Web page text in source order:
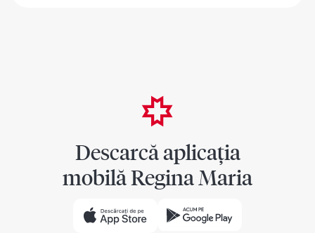
Descarcă aplicația
mobilă Regina Maria